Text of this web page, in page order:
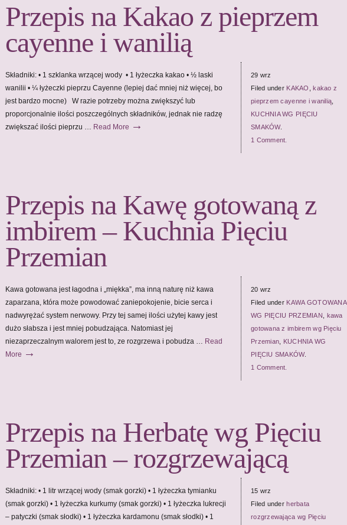
Przepis na Kakao z pieprzem
cayenne i wanilią
29 wrz
Filed under KAKAO ,kakao z
pieprzem cayenne i wanilią
KUCHNIA WG PIĘCIU
SMAKÓW.
1 Comment.
Składniki: • 1 szklanka wrzącej wody • 1 łyżeczka kakao • ½ laski
wanilii • ¼ łyżeczki pieprzu Cayenne (lepiej dać mniej niż więcej, bo
jest bardzo mocne) W razie potrzeby można zwiększyć lub
proporcjonalnie ilości poszczególnych składników, jednak nie radzę
zwiększać ilości pieprzu … Read More →
Przepis na Kawę gotowaną z
imbirem – Kuchnia Pięciu
Przemian
20 wrz
Filed under KAWA GOTOWANA
WG PIĘCIU PRZEMIAN
kawa
gotowana z imbirem wg Pięciu
Przemian
KUCHNIA WG
PIĘCIU SMAKÓW.
1 Comment.
Kawa gotowana jest łagodna i „miękka”, ma inną naturę niż kawa
zaparzana, która może powodować zaniepokojenie, bicie serca i
nadwyrężać system nerwowy. Przy tej samej ilości użytej kawy jest
dużo słabsza i jest mniej pobudzająca. Natomiast jej
niezaprzeczalnym walorem jest to, ze rozgrzewa i pobudza … Read
More →
Przepis na Herbatę wg Pięciu
Przemian – rozgrzewającą
15 wrz
Filed underherbata
rozgrzewająca wg Pięciu
Składniki: • 1 litr wrzącej wody (smak gorzki) • 1 łyżeczka tymianku
(smak gorzki) • 1 łyżeczka kurkumy (smak gorzki) • 1 łyżeczka lukrecji
– patyczki (smak słodki) • 1 łyżeczka kardamonu (smak słodki) • 1